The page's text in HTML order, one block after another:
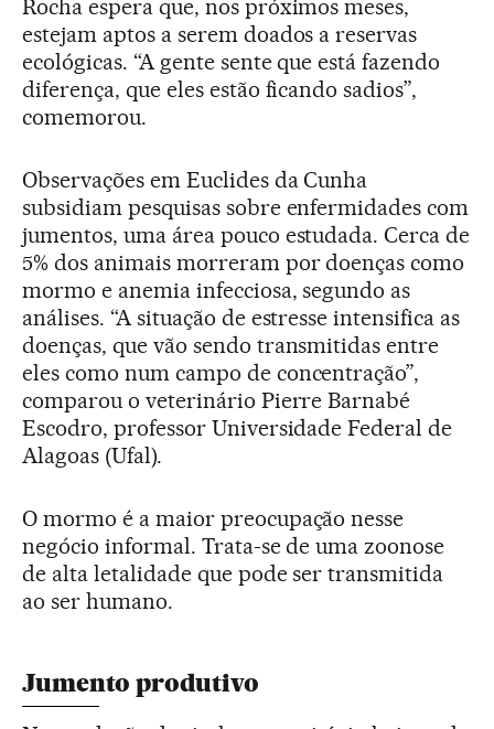
Rocha espera que, nos próximos meses,
estejam aptos a serem doados a reservas
ecológicas. “A gente sente que está fazendo
diferença, que eles estão ficando sadios”,
comemorou.
Observações em Euclides da Cunha
subsidiam pesquisas sobre enfermidades com
jumentos, uma área pouco estudada. Cerca de
5% dos animais morreram por doenças como
mormo e anemia infecciosa, segundo as
análises. “A situação de estresse intensifica as
doenças, que vão sendo transmitidas entre
eles como num campo de concentração”,
comparou o veterinário Pierre Barnabé
Escodro, professor Universidade Federal de
Alagoas (Ufal).
O mormo é a maior preocupação nesse
negócio informal. Trata-se de uma zoonose
de alta letalidade que pode ser transmitida
ao ser humano.
Jumento produtivo